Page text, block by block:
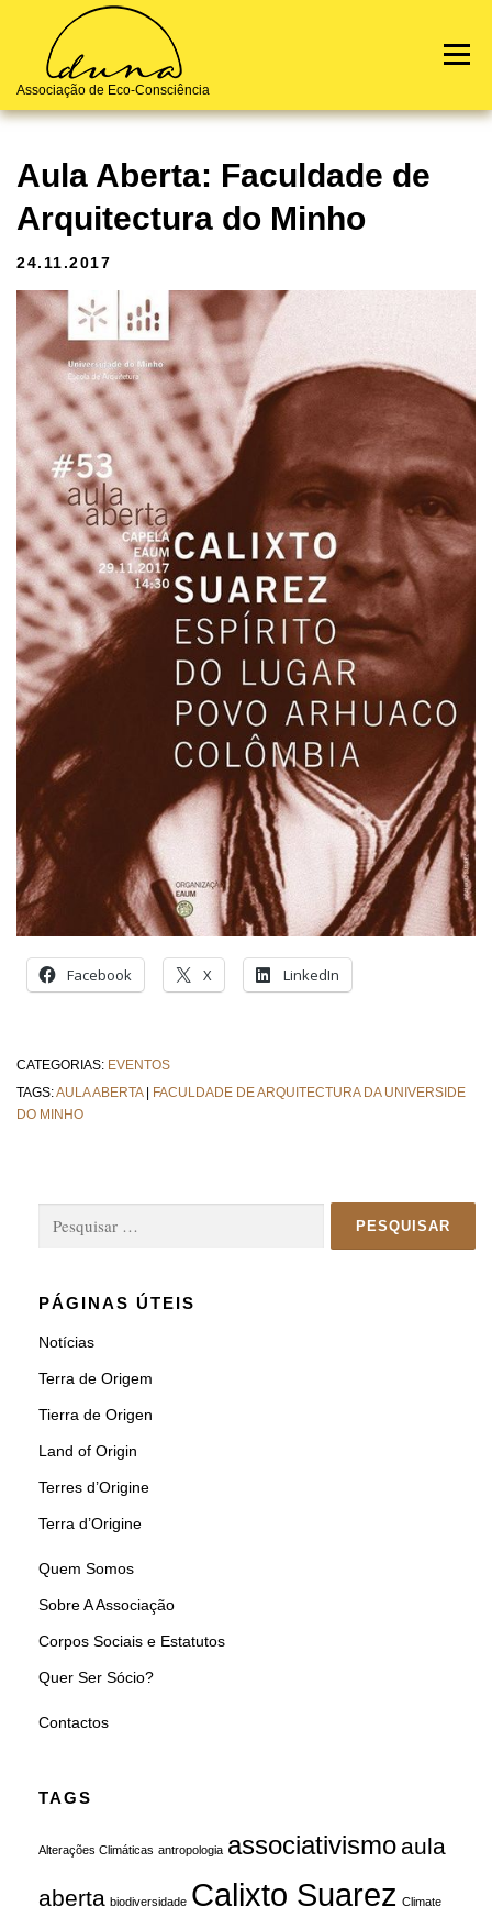
Associação de Eco-Consciência
Menu
Notícias Terra de Origem Quem Somos Contactos
Aula Aberta: Faculdade de
Arquitectura do Minho
24.11.2017
Facebook X LinkedIn
CATEGORIAS: EVENTOS
TAGS:AULA ABERTA| FACULDADE DE ARQUITECTURA DA UNIVERSIDE
DO MINHO
Pesquisar
PÁGINAS ÚTEIS
Notícias
Terra de Origem
Tierra de Origen
Land of Origin
Terres d’Origine
Terra d’Origine
Quem Somos
Sobre A Associação
Corpos Sociais e Estatutos
Quer Ser Sócio?
Contactos
TAGS
Alterações Climáticas antropologia associativismo aula
aberta biodiversidade Calixto Suarez Climate